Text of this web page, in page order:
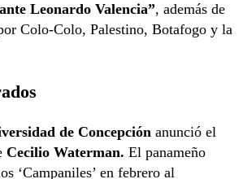
Leonardo Valencia”, además de
Colo-Colo, Palestino, Botafogo y la
de Concepción anunció el
Cecilio Waterman. El panameño
‘Campaniles’ en febrero al